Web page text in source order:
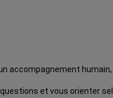
accompagnement
et vous orienter